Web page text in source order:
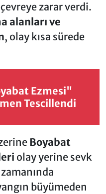
zarar verdi.
alanları ve
, olay kısa sürede
Ezmesi"
Tescillendi
Boyabat
olay yerine sevk
büyümeden